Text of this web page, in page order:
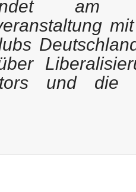
am
und die